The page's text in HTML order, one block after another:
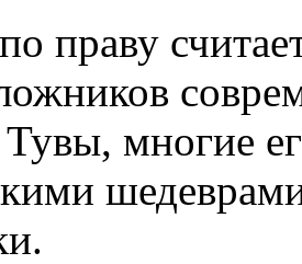
праву
Тувы, многие